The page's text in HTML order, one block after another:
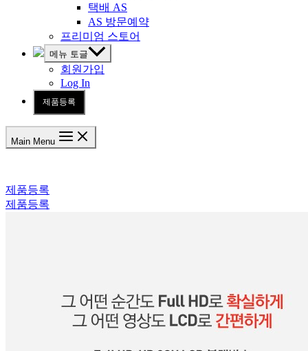
택배 AS
AS 방문예약
프리미엄 스토어
메뉴 토글
회원가입
Log In
제품등록
Main Menu
제품등록
제품등록